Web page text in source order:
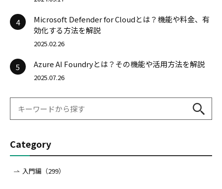
4
Microsoft Defender for Cloudとは？機能や料金、有
効化する方法を解説
2025.02.26
5 Azure AI Foundryとは？その機能や活用方法を解説
2025.07.26
Category
入門編（299）